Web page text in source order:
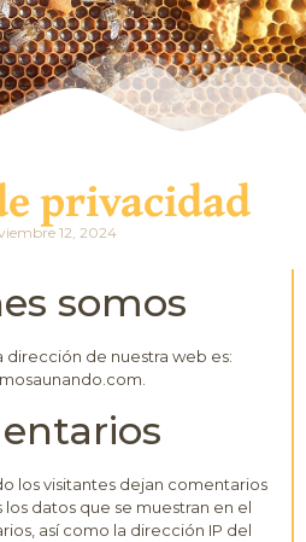
privacidad
12, 2024
somos
dirección de nuestra web es:
los visitantes dejan comentarios
datos que se muestran en el
así como la dirección IP del